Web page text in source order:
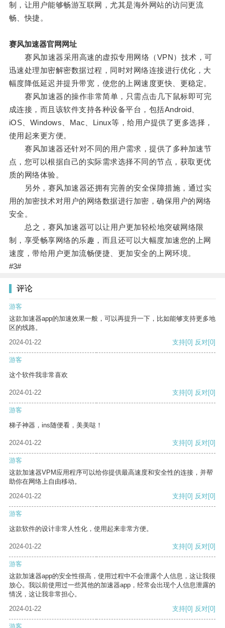
制，让用户能够畅游互联网，尤其是海外网站的访问更流
畅、快捷。
赛风加速器官网网址
赛风加速器采用高速的虚拟专用网络（VPN）技术，可
迅速处理加密解密数据过程，同时对网络连接进行优化，大
幅度降低延迟并提升带宽，使您的上网速度更快、更稳定。
赛风加速器的操作非常简单，只需点击几下鼠标即可完
成连接，而且该软件支持各种设备平台，包括Android、
iOS、Windows、Mac、Linux等，给用户提供了更多选择，
使用起来更方便。
赛风加速器还针对不同的用户需求，提供了多种加速节
点，您可以根据自己的实际需求选择不同的节点，获取更优
质的网络体验。
另外，赛风加速器还拥有完善的安全保障措施，通过实
用的加密技术对用户的网络数据进行加密，确保用户的网络
安全。
总之，赛风加速器可以让用户更加轻松地突破网络限
制，享受畅享网络的乐趣，而且还可以大幅度加速您的上网
速度，带给用户更加流畅便捷、更加安全的上网环境。
#3#
评论
游客
这款加速器app的加速效果一般，可以再提升一下，比如能够支持更多地
区的线路。
2024-01-22
支持[0] 反对[0]
游客
这个软件我非常喜欢
2024-01-22 支持[0] 反对[0]
游客
梯子神器，ins随便看，美美哒！
2024-01-22 支持[0] 反对[0]
游客
这款加速器VPM应用程序可以给你提供最高速度和安全性的连接，并帮
助你在网络上自由移动。
2024-01-22
支持[0] 反对[0]
游客
这款软件的设计非常人性化，使用起来非常方便。
2024-01-22 支持[0] 反对[0]
游客
这款加速器app的安全性很高，使用过程中不会泄露个人信息，这让我很
放心。我以前使用过一些其他的加速器app，经常会出现个人信息泄露的
情况，这让我非常担心。
2024-01-22
支持[0] 反对[0]
游客